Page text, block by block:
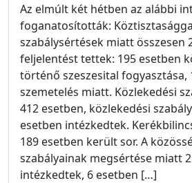
Az elmúlt két hétben az alábbi
foganatosították:
szabálysértések miatt összesen
feljelentést tettek: 195 esetben
történő szeszesital fogyasztása,
szemetelés miatt. Közlekedési
412 esetben, közlekedési
esetben intézkedtek.
189 esetben került sor. A
szabályainak megsértése miatt
intézkedtek, 6 esetben […]